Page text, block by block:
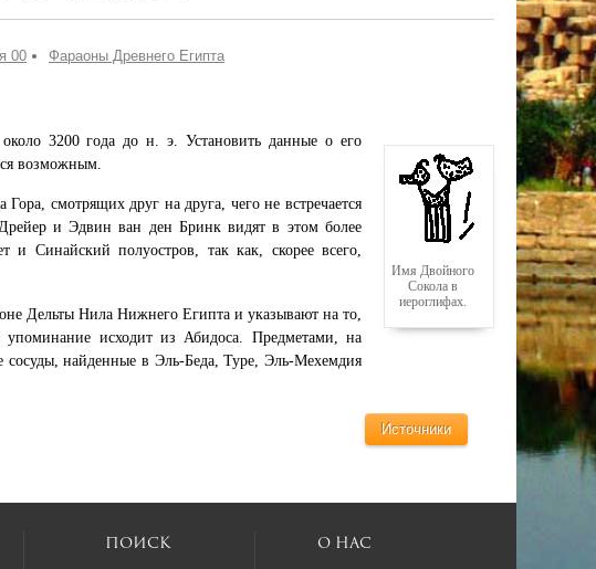
00 Фараоны Древнего Египта
Имя Двойного
Сокола в
иероглифах.
3200 года до н. э. Установить данные о его
возможным.
смотрящих друг на друга, чего не встречается
и Эдвин ван ден Бринк видят в этом более
Синайский полуостров, так как, скорее всего,
Дельты Нила Нижнего Египта и указывают на то,
исходит из Абидоса. Предметами, на
сосуды, найденные в Эль-Беда, Туре, Эль-Мехемдия
Источники
Поиск О нас